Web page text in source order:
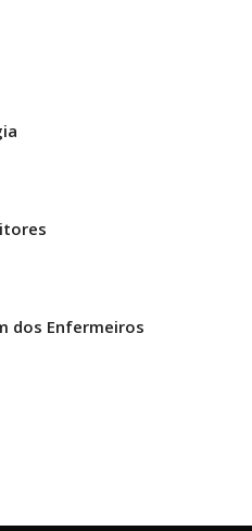
dos Enfermeiros